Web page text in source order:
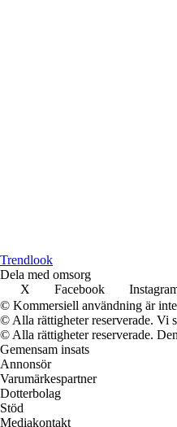
Trendlook
Dela med omsorg
X
Facebook
© Kommersiell användning är
© Alla rättigheter reserverade. Vi
© Alla rättigheter reserverade.
Gemensam insats
Annonsör
Varumärkespartner
Dotterbolag
Stöd
Mediakontakt